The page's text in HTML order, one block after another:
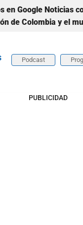
en Google Noticias
de Colombia y el
Podcast
PUBLICIDAD